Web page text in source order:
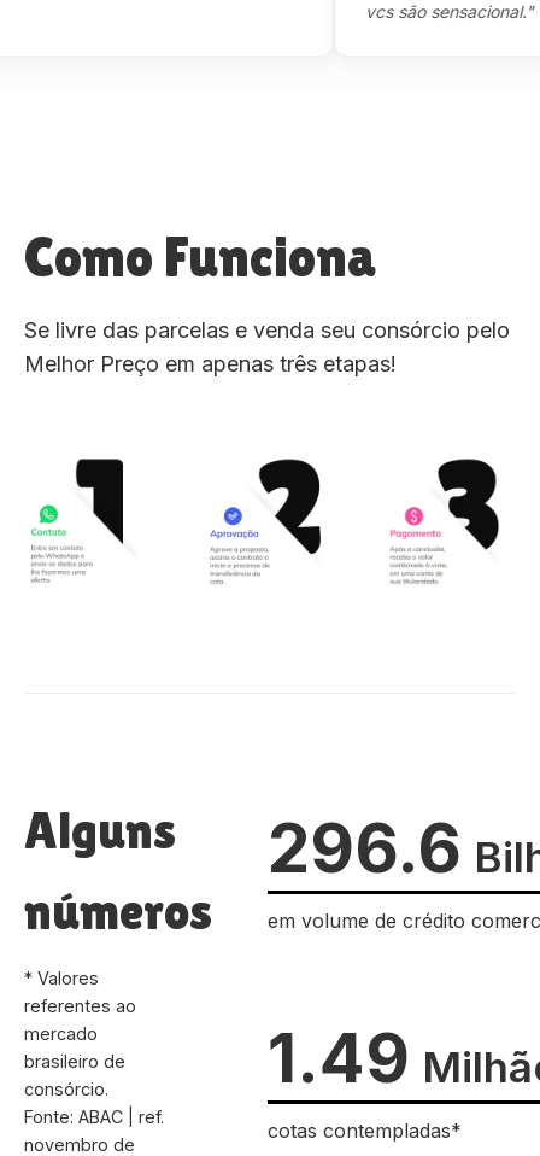
vcs são sensacional."
Como Funciona
Se livre das parcelas e venda seu consórcio pelo
Melhor Preço em apenas três etapas!
Alguns
números
* Valores
referentes ao
mercado
brasileiro de
consórcio.
Fonte: ABAC | ref.
novembro de
296.6
em volume de crédito
1.49
cotas contempladas*